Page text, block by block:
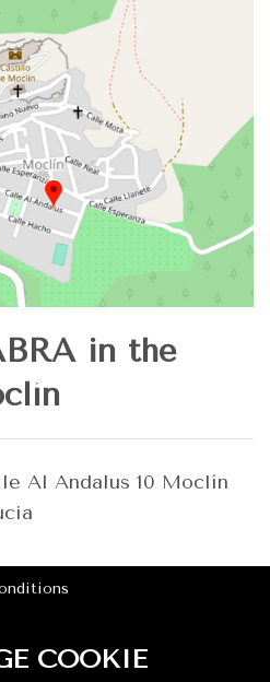
in the
Al Andalus 10 Moclín
GR/015668
COOKIE